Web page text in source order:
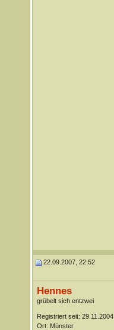
22.09.2007, 22:52
Hennes
grübelt sich entzwei
Registriert seit: 29.11.2004
Ort: Münster